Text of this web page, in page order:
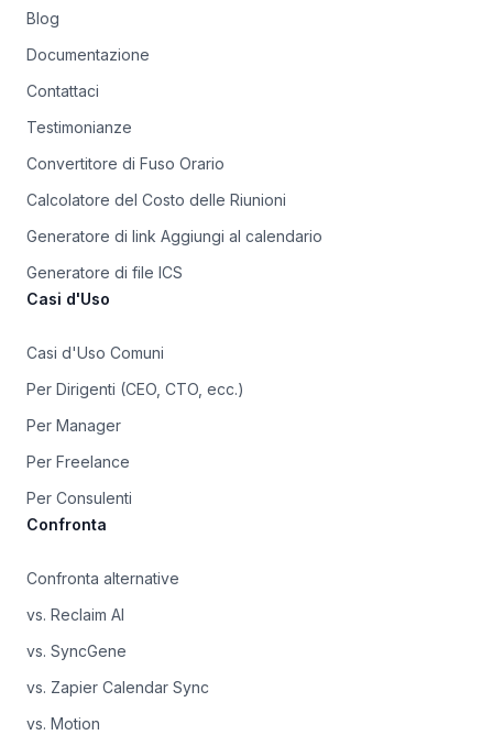
Blog
Documentazione
Contattaci
Testimonianze
Convertitore di Fuso Orario
Calcolatore del Costo delle Riunioni
Generatore di link Aggiungi al calendario
Generatore di file ICS
Casi d'Uso
Casi d'Uso Comuni
Per Dirigenti (CEO, CTO, ecc.)
Per Manager
Per Freelance
Per Consulenti
Confronta
Confronta alternative
vs. Reclaim AI
vs. SyncGene
vs. Zapier Calendar Sync
vs. Motion